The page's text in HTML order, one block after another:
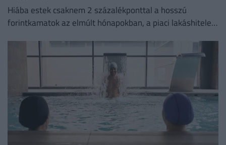
Hiába estek csaknem 2 százalékponttal a hosszú
forintkamatok az elmúlt hónapokban, a piaci lakáshitelek